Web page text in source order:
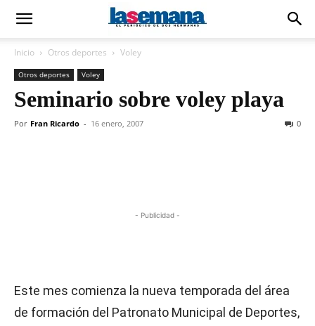
Inicio Otros deportes Voley
Otros deportes Voley
Seminario sobre voley playa
Por Fran Ricardo - 16 enero, 2007 0
- Publicidad -
Este mes comienza la nueva temporada del área
de formación del Patronato Municipal de Deportes,